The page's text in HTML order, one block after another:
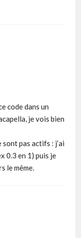
code dans un
je vois bien
pas actifs : j’ai
0.3 en 1) puis je
le même.